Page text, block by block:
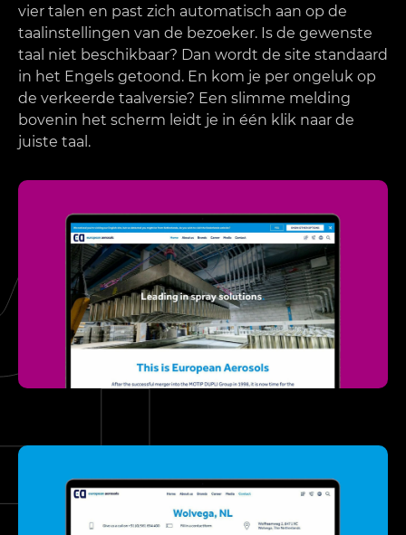
vier talen en past zich automatisch aan op de
taalinstellingen van de bezoeker. Is de gewenste
taal niet beschikbaar? Dan wordt de site standaard
in het Engels getoond. En kom je per ongeluk op
de verkeerde taalversie? Een slimme melding
bovenin het scherm leidt je in één klik naar de
juiste taal.